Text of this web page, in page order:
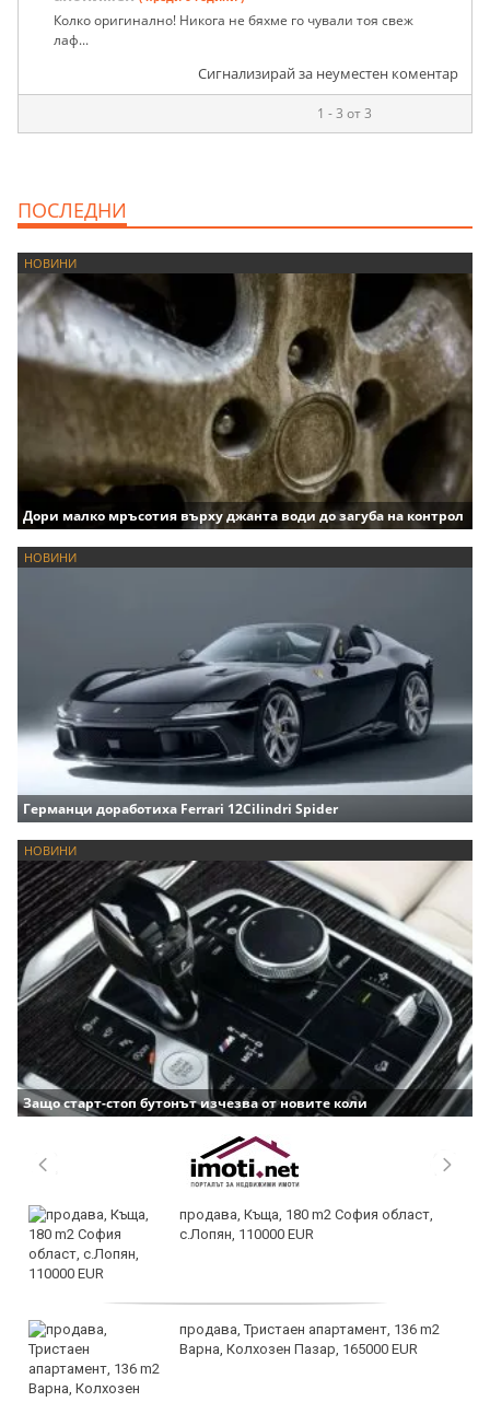
Колко оригинално! Никога не бяхме го чували тоя свеж
лаф...
Сигнализирай за неуместен коментар
1 - 3 от 3
ПОСЛЕДНИ
НОВИНИ
Дори малко мръсотия върху джанта води до загуба на контрол
НОВИНИ
Германци доработиха Ferrari 12Cilindri Spider
НОВИНИ
Защо старт-стоп бутонът изчезва от новите коли
продава, Къща, 180 m2 София област,
с.Лопян, 110000 EUR
продава, Тристаен апартамент, 136 m2
Варна, Колхозен Пазар, 165000 EUR